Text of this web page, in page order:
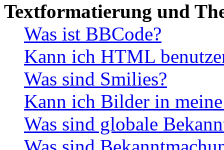
Textformatierung und
Was ist BBCode?
Kann ich HTML
Was sind Smilies?
Kann ich Bilder in
Was sind globale